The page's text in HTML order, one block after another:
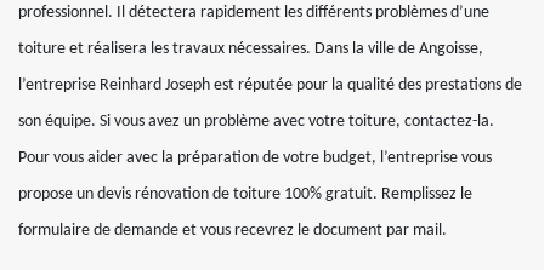
professionnel. Il détectera rapidement les différents problèmes d’une
toiture et réalisera les travaux nécessaires. Dans la ville de Angoisse,
l’entreprise Reinhard Joseph est réputée pour la qualité des prestations de
son équipe. Si vous avez un problème avec votre toiture, contactez-la.
Pour vous aider avec la préparation de votre budget, l’entreprise vous
propose un devis rénovation de toiture 100% gratuit. Remplissez le
formulaire de demande et vous recevrez le document par mail.